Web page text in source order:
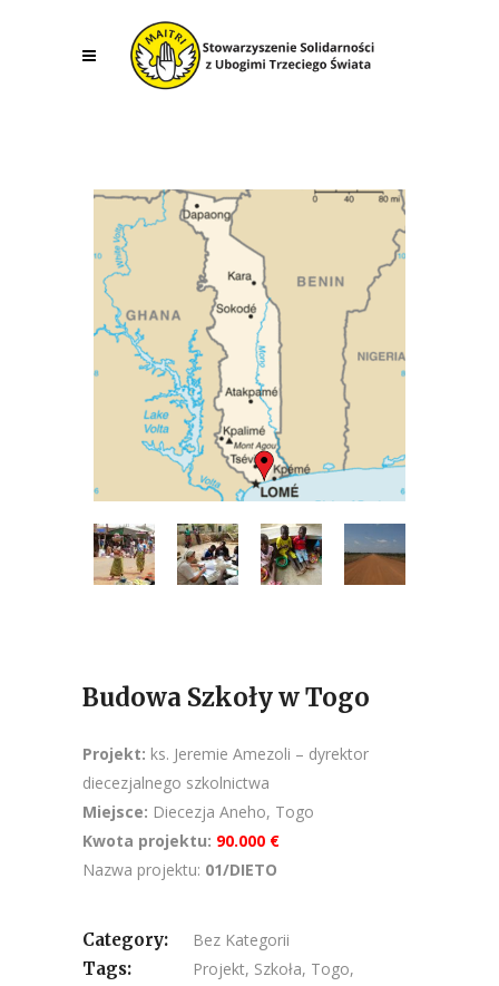
Budowa Szkoły w Togo
Projekt: ks. Jeremie Amezoli – dyrektor
diecezjalnego szkolnictwa
Miejsce: Diecezja Aneho, Togo
Kwota projektu: 90.000 €
Nazwa projektu: 01/DIETO
Category:
Bez Kategorii
Tags:
Projekt, Szkoła, Togo,